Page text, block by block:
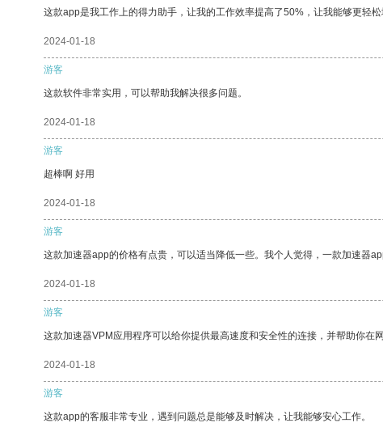
这款app是我工作上的得力助手，让我的工作效率提高了50%，让我能够更轻松
2024-01-18
游客
这款软件非常实用，可以帮助我解决很多问题。
2024-01-18
游客
超棒啊 好用
2024-01-18
游客
这款加速器app的价格有点贵，可以适当降低一些。我个人觉得，一款加速器
2024-01-18
游客
这款加速器VPM应用程序可以给你提供最高速度和安全性的连接，并帮助你在
2024-01-18
游客
这款app的客服非常专业，遇到问题总是能够及时解决，让我能够安心工作。